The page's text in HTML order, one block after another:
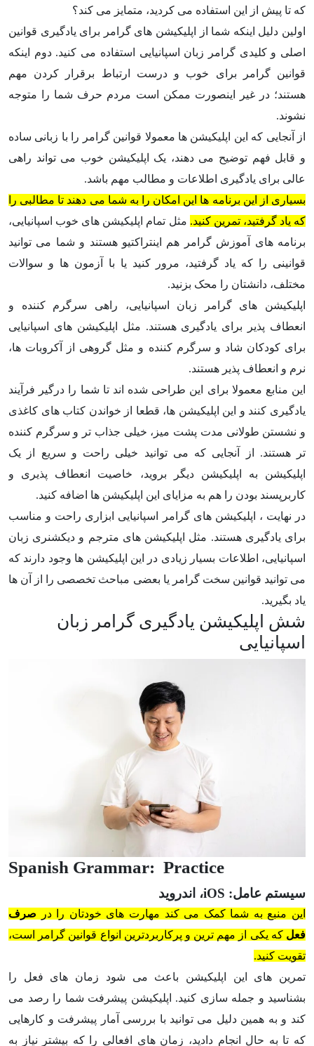
که تا پیش از این استفاده می کردید، متمایز می کند؟
اولین دلیل اینکه شما از اپلیکیشن های گرامر برای یادگیری قوانین
اصلی و کلیدی گرامر زبان اسپانیایی استفاده می کنید. دوم اینکه
قوانین گرامر برای خوب و درست ارتباط برقرار کردن مهم
هستند؛ در غیر اینصورت ممکن است مردم حرف شما را متوجه
نشوند.
از آنجایی که این اپلیکیشن ها معمولا قوانین گرامر را با زبانی ساده
و قابل فهم توضیح می دهند، یک اپلیکیشن خوب می تواند راهی
عالی برای یادگیری اطلاعات و مطالب مهم باشد.
بسیاری از این برنامه ها این امکان را به شما می دهند تا مطالبی را
که یاد گرفتید، تمرین کنید. مثل تمام اپلیکیشن های خوب اسپانیایی،
برنامه های آموزش گرامر هم اینتراکتیو هستند و شما می توانید
قوانینی را که یاد گرفتید، مرور کنید یا با آزمون ها و سوالات
مختلف، دانشتان را محک بزنید.
اپلیکیشن های گرامر زبان اسپانیایی، راهی سرگرم کننده و
انعطاف پذیر برای یادگیری هستند. مثل اپلیکیشن های اسپانیایی
برای کودکان شاد و سرگرم کننده و مثل گروهی از آکروبات ها،
نرم و انعطاف پذیر هستند.
این منابع معمولا برای این طراحی شده اند تا شما را درگیر فرآیند
یادگیری کنند و این اپلیکیشن ها، قطعا از خواندن کتاب های کاغذی
و نشستن طولانی مدت پشت میز، خیلی جذاب تر و سرگرم کننده
تر هستند. از آنجایی که می توانید خیلی راحت و سریع از یک
اپلیکیشن به اپلیکیشن دیگر بروید، خاصیت انعطاف پذیری و
کاربرپسند بودن را هم به مزایای این اپلیکیشن ها اضافه کنید.
در نهایت ، اپلیکیشن های گرامر اسپانیایی ابزاری راحت و مناسب
برای یادگیری هستند. مثل اپلیکیشن های مترجم و دیکشنری زبان
اسپانیایی، اطلاعات بسیار زیادی در این اپلیکیشن ها وجود دارند که
می توانید قوانین سخت گرامر یا بعضی مباحث تخصصی را از آن ها
یاد بگیرید.
شش اپلیکیشن یادگیری گرامر زبان
اسپانیایی
Spanish Grammar: Practice
سیستم عامل: iOS، اندروید
این منبع به شما کمک می کند مهارت های خودتان را در صرف
فعلکه یکی از مهم ترین و پرکاربردترین انواع قوانین گرامر است،
تقویت کنید.
تمرین های این اپلیکیشن باعث می شود زمان های فعل را
بشناسید و جمله سازی کنید. اپلیکیشن پیشرفت شما را رصد می
کند و به همین دلیل می توانید با بررسی آمار پیشرفت و کارهایی
که تا به حال انجام دادید، زمان های افعالی را که بیشتر نیاز به